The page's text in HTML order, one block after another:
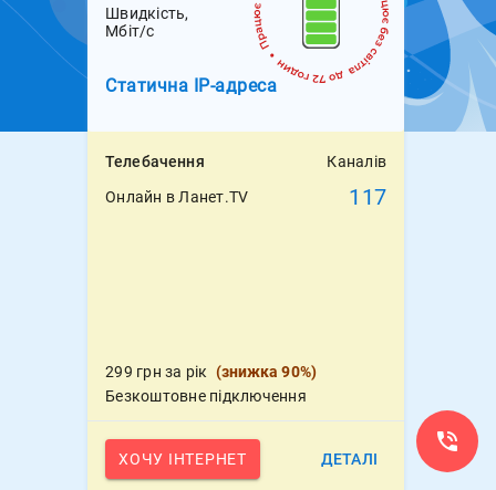
Швидкість,
Мбіт/с
Статична IP-адреса
Телебачення
Каналів
Онлайн в Ланет.TV
117
299 грн за рік (знижка 90%)
Безкоштовне підключення
ХОЧУ ІНТЕРНЕТ ДЕТАЛІ